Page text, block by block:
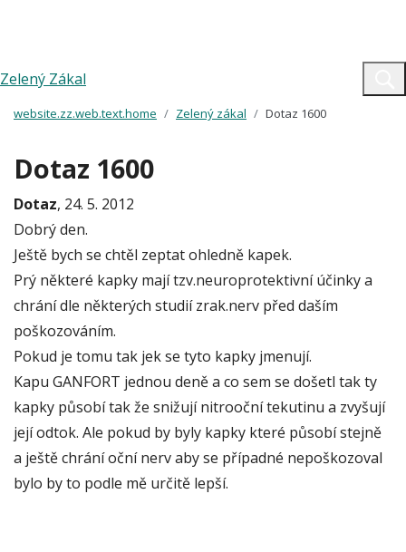
Zelený Zákal
website.zz.web.text.home Zelený zákal Dotaz 1600
Dotaz 1600
Dotaz, 24. 5. 2012
Dobrý den.
Ještě bych se chtěl zeptat ohledně kapek.
Prý některé kapky mají tzv.neuroprotektivní účinky a
chrání dle některých studií zrak.nerv před daším
poškozováním.
Pokud je tomu tak jek se tyto kapky jmenují.
Kapu GANFORT jednou deně a co sem se došetl tak ty
kapky působí tak že snižují nitrooční tekutinu a zvyšují
její odtok. Ale pokud by byly kapky které působí stejně
a ještě chrání oční nerv aby se případné nepoškozoval
bylo by to podle mě určitě lepší.